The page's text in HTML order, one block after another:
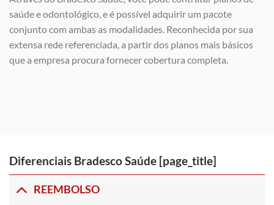
saúde e odontológico, e é possível adquirir um pacote
conjunto com ambas as modalidades. Reconhecida por sua
extensa rede referenciada, a partir dos planos mais básicos
que a empresa procura fornecer cobertura completa.
Diferenciais Bradesco Saúde [page_title]
REEMBOLSO